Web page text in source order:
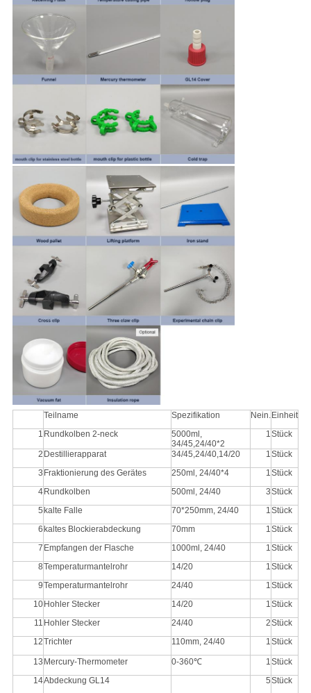
Teilname Spezifikation Nein. Einheit
1 Rundkolben 2-neck
5000ml,
34/45,24/40*2
1Stück
2 Destillierapparat 34/45,24/40,14/20 1Stück
3 Fraktionierung des Gerätes 250ml, 24/40*4 1Stück
4 Rundkolben 500ml, 24/40 3Stück
5 kalte Falle 70*250mm, 24/40 1Stück
6 kaltes Blockierabdeckung 70mm 1Stück
7 Empfangen der Flasche 1000ml, 24/40 1Stück
8Temperaturmantelrohr 14/20 1Stück
9Temperaturmantelrohr 24/40 1Stück
10 Hohler Stecker 14/20 1Stück
11 Hohler Stecker 24/40 2Stück
12Trichter 110mm, 24/40 1Stück
13 Mercury-Thermometer 0-360℃ 1Stück
14Abdeckung GL14 5Stück